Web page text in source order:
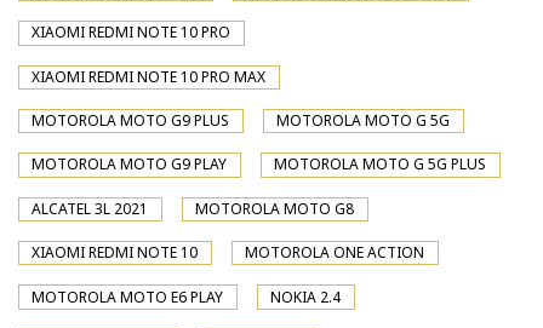
XIAOMI REDMI NOTE 10 PRO
XIAOMI REDMI NOTE 10 PRO MAX
MOTOROLA MOTO G9 PLUS MOTOROLA MOTO G 5G
MOTOROLA MOTO G9 PLAY MOTOROLA MOTO G 5G PLUS
ALCATEL 3L 2021 MOTOROLA MOTO G8
XIAOMI REDMI NOTE 10 MOTOROLA ONE ACTION
MOTOROLA MOTO E6 PLAY NOKIA 2.4